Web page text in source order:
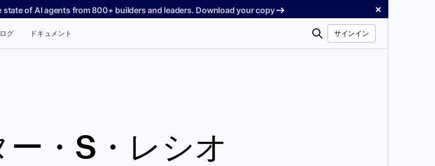
state of AI agents from 800+ builders and leaders. Download your copy ✕
グ ドキュメント
検
サインイン
ー・S・レシオ